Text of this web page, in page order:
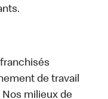
de travail
milieux de